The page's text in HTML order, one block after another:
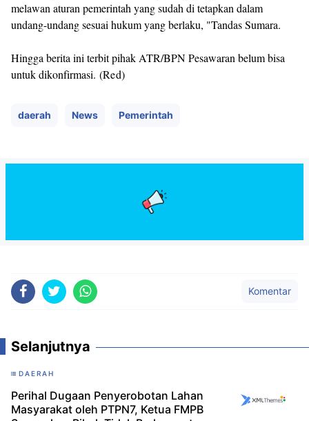
melawan aturan pemerintah yang sudah di tetapkan dalam
undang-undang sesuai hukum yang berlaku, "Tandas Sumara.
Hingga berita ini terbit pihak ATR/BPN Pesawaran belum bisa
untuk dikonfirmasi. (Red)
daerah News Pemerintah
Komentar
Selanjutnya
DAERAH
Perihal Dugaan Penyerobotan Lahan
Masyarakat oleh PTPN7, Ketua FMPB